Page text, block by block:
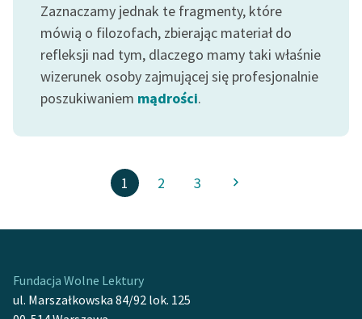
Zaznaczamy jednak te fragmenty, które
mówią o filozofach, zbierając materiał do
refleksji nad tym, dlaczego mamy taki właśnie
wizerunek osoby zajmującej się profesjonalnie
poszukiwaniem mądrości.
1 2 3
Fundacja Wolne Lektury
ul. Marszałkowska 84/92 lok. 125